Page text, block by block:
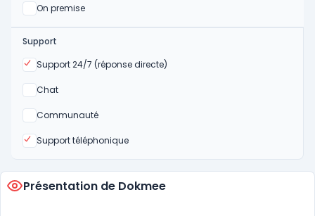
On premise
Oui
Support
Support 24/7 (réponse directe)
Oui
Chat
Non
Communauté
Non
Support téléphonique
Oui
Présentation de Dokmee